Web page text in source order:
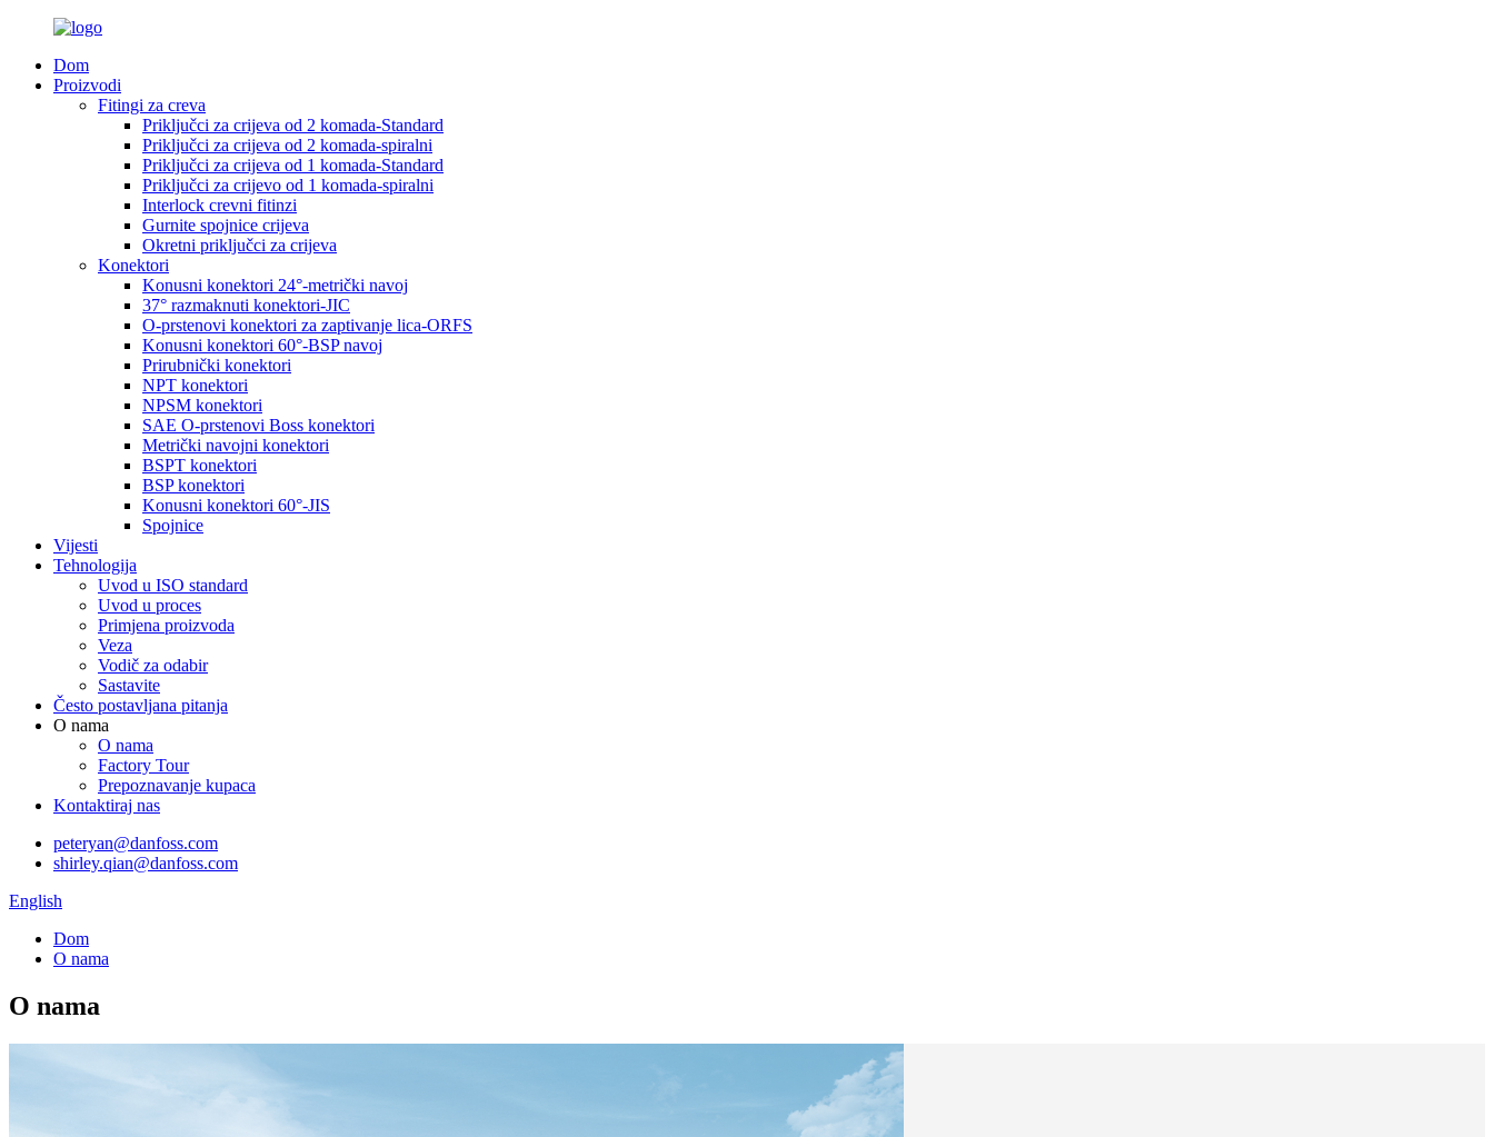
Dom
Proizvodi
Fitingi za creva
Priključci za crijeva od 2 komada-Standard
Priključci za crijeva od 2 komada-spiralni
Priključci za crijeva od 1 komada-Standard
Priključci za crijevo od 1 komada-spiralni
Interlock crevni fitinzi
Gurnite spojnice crijeva
Okretni priključci za crijeva
Konektori
Konusni konektori 24°-metrički navoj
37° razmaknuti konektori-JIC
O-prstenovi konektori za zaptivanje lica-ORFS
Konusni konektori 60°-BSP navoj
Prirubnički konektori
NPT konektori
NPSM konektori
SAE O-prstenovi Boss konektori
Metrički navojni konektori
BSPT konektori
BSP konektori
Konusni konektori 60°-JIS
Spojnice
Vijesti
Tehnologija
Uvod u ISO standard
Uvod u proces
Primjena proizvoda
Veza
Vodič za odabir
Sastavite
Često postavljana pitanja
O nama
O nama
Factory Tour
Prepoznavanje kupaca
Kontaktiraj nas
peteryan@danfoss.com
shirley.qian@danfoss.com
English
Dom
O nama
O nama